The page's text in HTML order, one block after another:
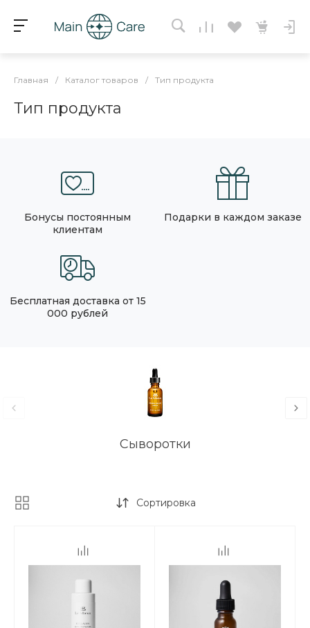
Главная / Каталог товаров / Тип продукта
Тип продукта
Бонусы постоянным
клиентам
Подарки в каждом заказе
Бесплатная доставка от 15
000 рублей
Сыворотки
Сортировка